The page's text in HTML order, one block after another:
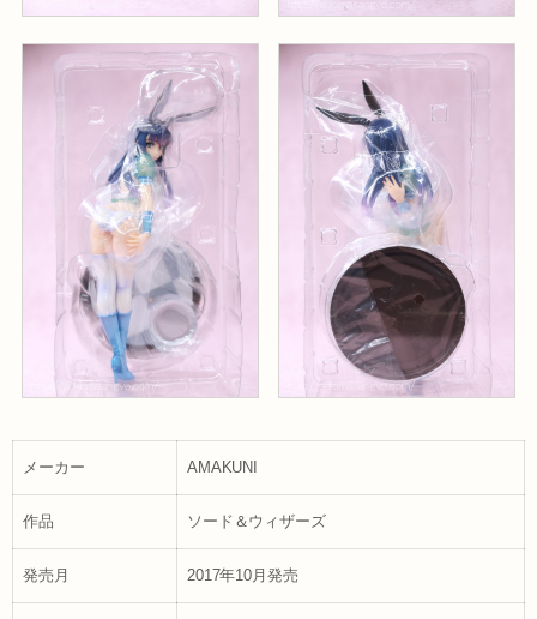
メーカー AMAKUNI
作品 ソード＆ウィザーズ
発売月 2017年10月発売